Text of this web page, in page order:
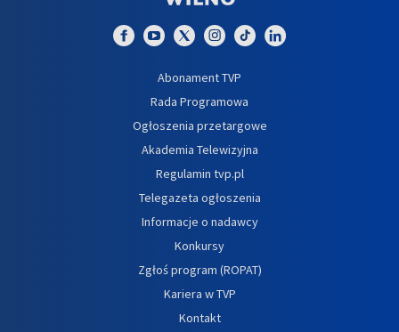
Abonament TVP
Rada Programowa
Ogłoszenia przetargowe
Akademia Telewizyjna
Regulamin tvp.pl
Telegazeta ogłoszenia
Informacje o nadawcy
Konkursy
Zgłoś program (ROPAT)
Kariera w TVP
Kontakt